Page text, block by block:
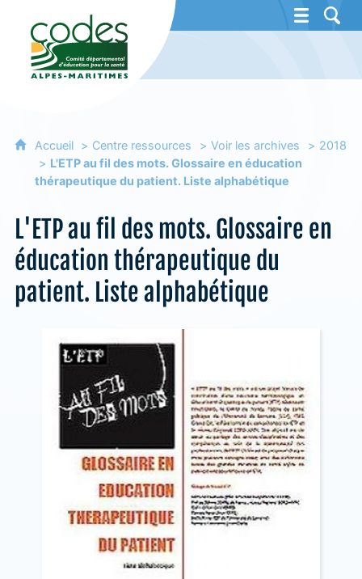
CoDES 06 - Comité départemental
Accueil Centre ressources Voir les archives
2018
L'ETP au fil des mots. Glossaire en éducation
thérapeutique du patient. Liste alphabétique
L'ETP au fil des mots. Glossaire en
éducation thérapeutique du
patient. Liste alphabétique